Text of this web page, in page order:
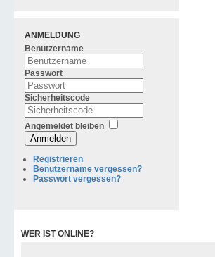
ANMELDUNG
Benutzername
Passwort
Sicherheitscode
Angemeldet bleiben
Anmelden
Registrieren
Benutzername vergessen?
Passwort vergessen?
WER IST ONLINE?